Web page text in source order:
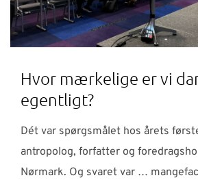
Hvor mærkelige er vi
egentligt?
Dét var spørgsmålet hos årets
antropolog, forfatter og
Nørmark. Og svaret var …